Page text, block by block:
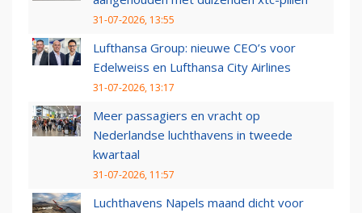
31-07-2026, 13:55
Lufthansa Group: nieuwe CEO’s voor
Edelweiss en Lufthansa City Airlines
31-07-2026, 13:17
Meer passagiers en vracht op
Nederlandse luchthavens in tweede
kwartaal
31-07-2026, 11:57
Luchthavens Napels maand dicht voor